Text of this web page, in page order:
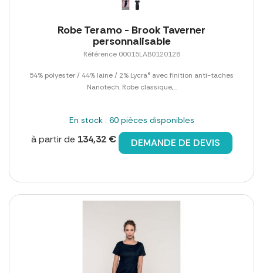
Robe Teramo - Brook Taverner
personnalisable
Référence 00015LAB0120128
54% polyester / 44% laine / 2% Lycra® avec finition anti-taches
Nanotech. Robe classique,...
En stock : 60 pièces disponibles
à partir de 134,32 € DEMANDE DE DEVIS